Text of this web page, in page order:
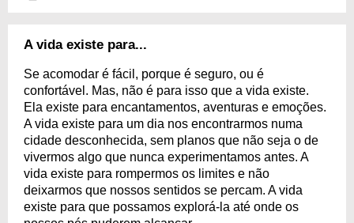
A vida existe para...
Se acomodar é fácil, porque é seguro, ou é
confortável. Mas, não é para isso que a vida existe.
Ela existe para encantamentos, aventuras e emoções.
A vida existe para um dia nos encontrarmos numa
cidade desconhecida, sem planos que não seja o de
vivermos algo que nunca experimentamos antes. A
vida existe para rompermos os limites e não
deixarmos que nossos sentidos se percam. A vida
existe para que possamos explorá-la até onde os